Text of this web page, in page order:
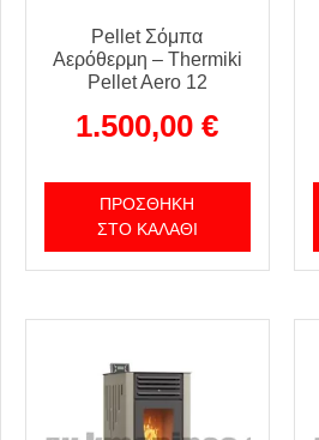
Pellet Σόμπα
Αερόθερμη – Thermiki
Pellet Aero 12
1.500,00€
ΠΡΟΣΘΉΚΗ
ΣΤΟ ΚΑΛΆΘΙ